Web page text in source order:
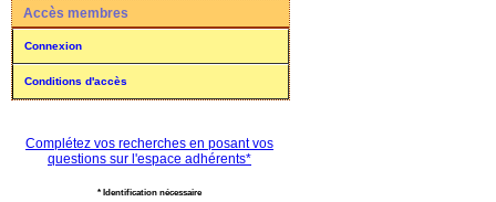
Accès membres
Connexion
Conditions d'accès
Complétez vos recherches en posant vos
questions sur l'espace adhérents*
* Identification nécessaire